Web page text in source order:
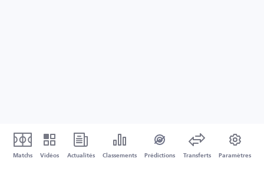
Matchs Vidéos Actualités Classements Prédictions Transferts Paramètres